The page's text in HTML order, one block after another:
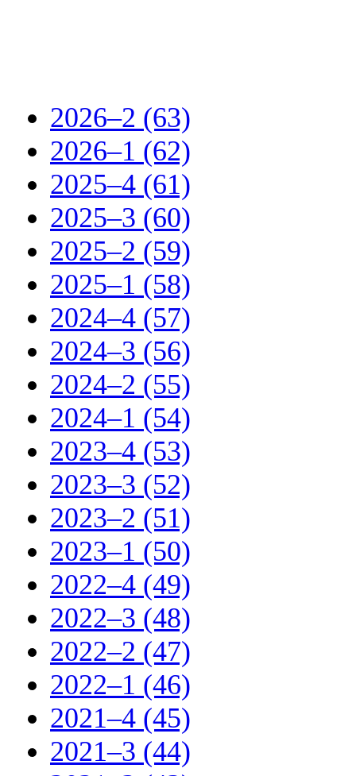
2026–2 (63)
2026–1 (62)
2025–4 (61)
2025–3 (60)
2025–2 (59)
2025–1 (58)
2024–4 (57)
2024–3 (56)
2024–2 (55)
2024–1 (54)
2023–4 (53)
2023–3 (52)
2023–2 (51)
2023–1 (50)
2022–4 (49)
2022–3 (48)
2022–2 (47)
2022–1 (46)
2021–4 (45)
2021–3 (44)